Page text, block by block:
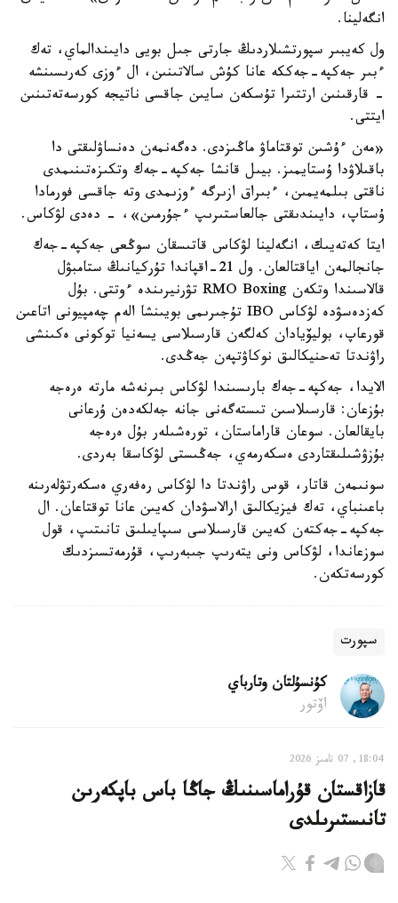
انگەلينا.
ول كەيبىر سپورتشىلاردىڭ جارتى جىل بويى دايىندالماي، تەك
ءبىر جەكپە-جەككە عانا كۇش سالاتىنىن، ال ءوزى كەرىسىنشە
- قارقىنىن ارتتىرا تۇسكەن سايىن جاقسى ناتيجە كورسەتەتىنىن
ايتتى.
«مەن ءۇشىن توقتاماۋ ماڭىزدى. دەگەنمەن دەنساۋلىقتى دا
باقىلاۋدا ۇستايمىز. بيىل قانشا جەكپە-جەك وتكىزەتىنىمدى
ناقتى بىلمەيمىن، ءبىراق ازىرگە ءوزىمدى وتە جاقسى فورمادا
ۇستاپ، دايىندىقتى جالعاستىرىپ ءجۇرمىن»، - دەدى لۋكاس.
ايتا كەتەيىك، انگەلينا لۋكاس قاتىسقان سوڭعى جەكپە-جەك
جانجالمەن اياقتالعان. ول 21-اقپاندا تۇركيانىڭ ستامبۋل
قالاسىندا وتكەن RMO Boxing تۋرنيرىندە ءوتتى. بۇل
كەزدەسۋدە لۋكاس IBO تۇجىرىمى بويىنشا الەم چەمپيونى اتاعىن
قورعاپ، بوليۆيادان كەلگەن قارسىلاسى يسەنيا توكونى ەكىنشى
راۋندتا تەحنيكالىق نوكاۋتپەن جەڭدى.
الايدا، جەكپە-جەك بارىسىندا لۋكاس بىرنەشە مارتە ەرەجە
بۇزعان: قارسىلاسىن تىستەگەنى جانە جەلكەدەن ۇرعانى
بايقالعان. سوعان قاراماستان، تورەشىلەر بۇل ەرەجە
بۇزۋشىلىقتاردى ەسكەرمەي، جەڭىستى لۋكاسقا بەردى.
سونىمەن قاتار، قوس راۋندتا دا لۋكاس رەفەري ەسكەرتۋلەرىنە
باعىنباي، تەك فيزيكالىق ارالاسۋدان كەيىن عانا توقتاعان. ال
جەكپە-جەكتەن كەيىن قارسىلاسى سىپايىلىق تانىتىپ، قول
سوزعاندا، لۋكاس ونى يتەرىپ جىبەرىپ، قۇرمەتسىزدىك
كورسەتكەن.
سپورت
كۇنسۇلتان وتارباي
اۆتور
18:04, 07 تامىز 2026
قازاقستان قۇراماسىنىڭ جاڭا باس باپكەرىن
تانىستىرىلدى